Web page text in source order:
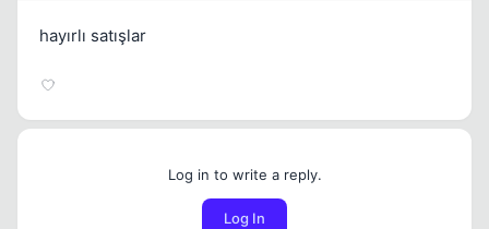
hayırlı satışlar
Log in to write a reply.
Log In